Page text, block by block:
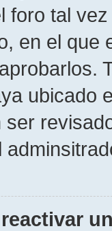
foro tal
en el
ubicado